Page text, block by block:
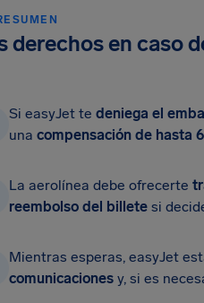
derechos en caso
Si easyJet te deniega el
una compensación de hasta
La aerolínea debe ofrecerte
reembolso del billete si
Mientras esperas, easyJet
comunicaciones y, si es